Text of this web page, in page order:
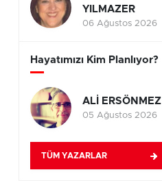
YILMAZER
06 Ağustos 2026
Hayatımızı Kim Planlıyor?
ALİ ERSÖNMEZ
05 Ağustos 2026
TÜM YAZARLAR